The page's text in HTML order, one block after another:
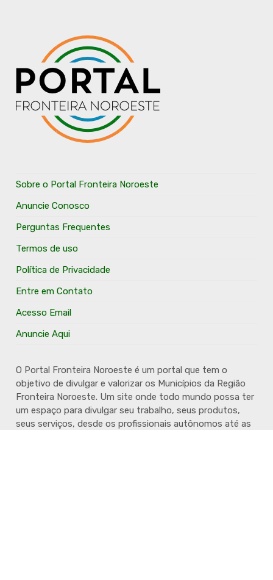
Sobre o Portal Fronteira Noroeste
Anuncie Conosco
Perguntas Frequentes
Termos de uso
Política de Privacidade
Entre em Contato
Acesso Email
Anuncie Aqui
O Portal Fronteira Noroeste é um portal que tem o
objetivo de divulgar e valorizar os Municípios da Região
Fronteira Noroeste. Um site onde todo mundo possa ter
um espaço para divulgar seu trabalho, seus produtos,
seus serviços, desde os profissionais autônomos até as